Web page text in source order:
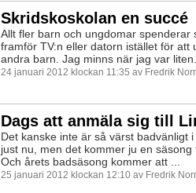
Skridskoskolan en succé
Allt fler barn och ungdomar spenderar
framför TV:n eller datorn istället för att
andra barn. Jag minns när jag var
24 januari 2012 klockan 11:35 av Fredrik
Dags att anmäla sig till
Det kanske inte är så värst badvänligt
just nu, men det kommer ju en säsong
Och årets badsäsong kommer att ...
25 januari 2012 klockan 12:10 av Fredrik